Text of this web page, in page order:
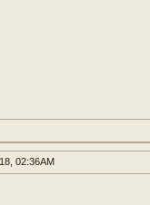
02:36AM